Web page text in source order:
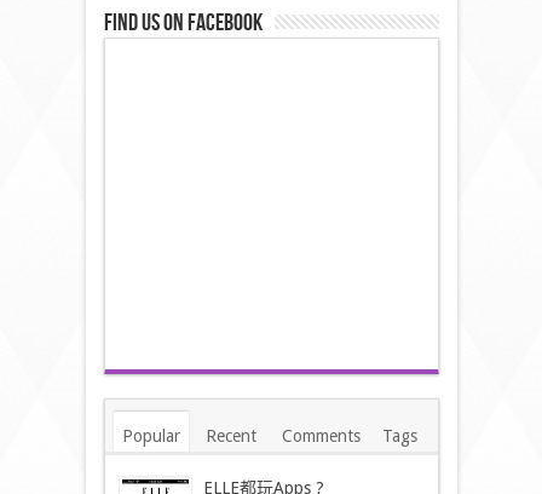
Find us on Facebook
Popular Recent Comments Tags
ELLE都玩Apps ?